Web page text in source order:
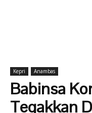
Kepri Anambas
Babinsa
Tegakkan